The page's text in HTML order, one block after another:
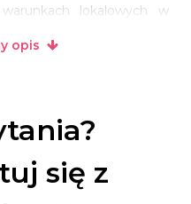
lokalowych w
zabawy. Z naszymi
się bawić i jednocześnie
przygotowani na
posiadamy duży namiot
opis
się z